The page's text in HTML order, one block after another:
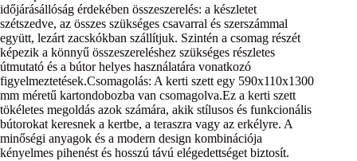
időjárásállóság érdekében összeszerelés: a készletet
szétszedve, az összes szükséges csavarral és szerszámmal
együtt, lezárt zacskókban szállítjuk. Szintén a csomag részét
képezik a könnyű összeszereléshez szükséges részletes
útmutató és a bútor helyes használatára vonatkozó
figyelmeztetések.Csomagolás: A kerti szett egy 590x110x1300
mm méretű kartondobozba van csomagolva.Ez a kerti szett
tökéletes megoldás azok számára, akik stílusos és funkcionális
bútorokat keresnek a kertbe, a teraszra vagy az erkélyre. A
minőségi anyagok és a modern design kombinációja
kényelmes pihenést és hosszú távú elégedettséget biztosít.